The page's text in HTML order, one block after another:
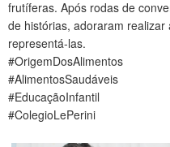
CONTINUIDADE RODIN
CONTATO
frutíferas. Após rodas de
de histórias, adoraram
representá-las.
#OrigemDosAlimentos
#AlimentosSaudáveis
#EducaçãoInfantil
#ColegioLePerini